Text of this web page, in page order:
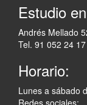
Estudio
Andrés Mellado
Tel. 91 052 24 17
Horario:
Lunes a sábado
Redes sociales: